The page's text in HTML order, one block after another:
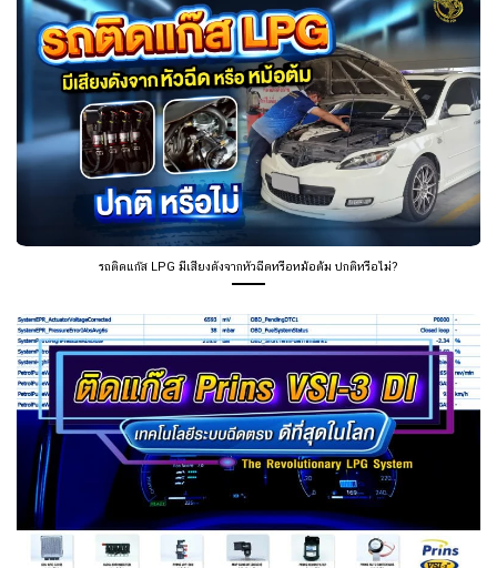
รถติดแก๊ส LPG มีเสียงดังจากหัวฉีดหรือหม้อต้ม ปกติหรือไม่?